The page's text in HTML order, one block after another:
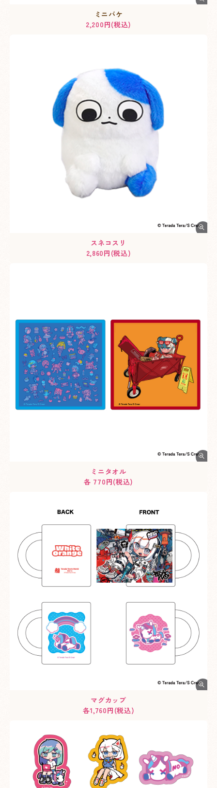
ミニバケ
2,200円(税込)
スネコスリ
2,860円(税込)
ミニタオル
各 770円(税込)
マグカップ
各1,760円(税込)